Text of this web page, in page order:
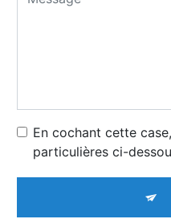
En cochant cette
particulières ci-